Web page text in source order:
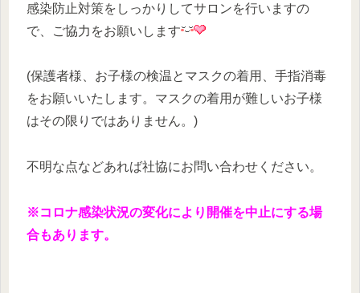
感染防止対策をしっかりしてサロンを行いますの
で、ご協力をお願いします
(保護者様、お子様の検温とマスクの着用、手指消毒
をお願いいたします。マスクの着用が難しいお子様
はその限りではありません。)
不明な点などあれば社協にお問い合わせください。
※コロナ感染状況の変化により開催を中止にする場
合もあります。